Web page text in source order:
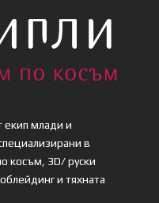
екип млади и
в
косъм, 3D/ руски
и тяхната